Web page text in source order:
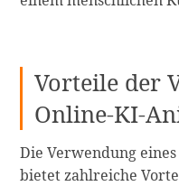
Vorteile der
Online-KI-
Die Verwendung
bietet zahlreiche